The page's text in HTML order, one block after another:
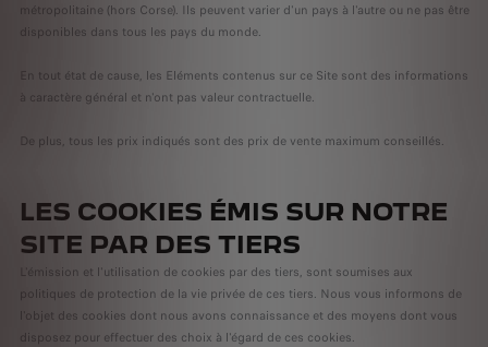
métropolitaine (hors Corse). Ils peuvent varier d'un pays à l'autre ou ne pas être
disponibles dans tous les pays du monde.
En tout état de cause, les Eléments contenus sur ce Site sont des informations
à caractère général et n'ont pas valeur contractuelle.
De plus, tous les prix indiqués sont des prix de vente maximum conseillés.
LES COOKIES ÉMIS SUR NOTRE
SITE PAR DES TIERS
L'émission et l'utilisation de cookies par des tiers, sont soumises aux
politiques de protection de la vie privée de ces tiers. Nous vous informons de
l'objet des cookies dont nous avons connaissance et des moyens dont vous
disposez pour effectuer des choix à l'égard de ces cookies.